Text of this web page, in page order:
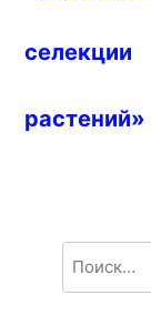
селекции
растений»
Найти: